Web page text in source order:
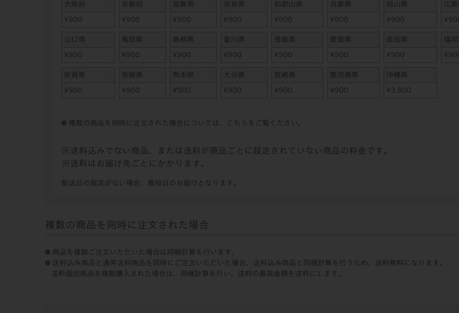
大阪府
¥900
京都府
¥900
滋賀県
¥900
奈良県
¥900
和歌山県
¥900
兵庫県
¥900
岡山県
¥900
広
¥
山口県
¥900
鳥取県
¥900
島根県
¥900
香川県
¥900
徳島県
¥900
愛媛県
¥900
高知県
¥900
福
¥
佐賀県
¥900
長崎県
¥900
熊本県
¥900
大分県
¥900
宮崎県
¥900
鹿児島県
¥900
沖縄県
¥3,800
複数の商品を同時に注文された場合については、 こちら をご覧ください。
送料込みでない商品、または送料が商品ごとに設定されていない商品の料金です。
送料はお届け先ごとにかかります。
配送日の指定がない場合、最短日のお届けとなります。
複数の商品を同時に注文された場合
商品を複数ご注文いただいた場合は同梱計算を行います。
送料込み商品と通常送料商品を同時にご注文いただいた場合、送料込み商品と同梱計算を行うため、送料無料になります。
送料個別商品を複数購入された場合は、同梱計算を行い、送料の最高金額を送料にします。